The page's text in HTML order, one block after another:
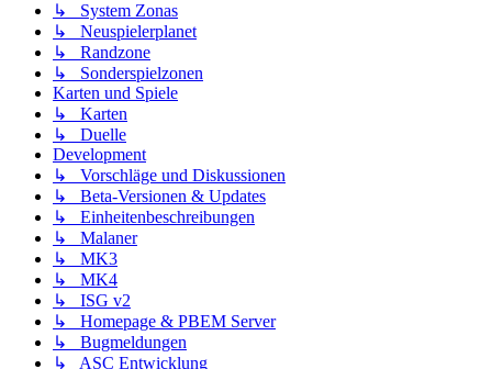
↳ System Zonas
↳ Neuspielerplanet
↳ Randzone
↳ Sonderspielzonen
Karten und Spiele
↳ Karten
↳ Duelle
Development
↳ Vorschläge und Diskussionen
↳ Beta-Versionen & Updates
↳ Einheitenbeschreibungen
↳ Malaner
↳ MK3
↳ MK4
↳ ISG v2
↳ Homepage & PBEM Server
↳ Bugmeldungen
↳ ASC Entwicklung